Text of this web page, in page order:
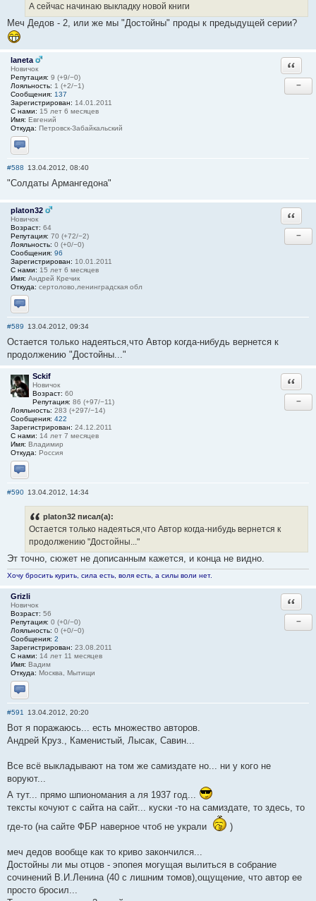
А сейчас начинаю выкладку новой книги
Меч Дедов - 2, или же мы "Достойны" проды к предыдущей серии?
laneta
Новичок
Репутация: 9 (+9/−0)
Лояльность: 1 (+2/−1)
Сообщения: 137
Зарегистрирован: 14.01.2011
С нами: 15 лет 6 месяцев
Имя: Евгений
Откуда: Петровск-Забайкальский
Отправить личное сообщение
−
#588 13.04.2012, 08:40
"Солдаты Армангедона"
platon32
Новичок
Возраст: 64
Репутация: 70 (+72/−2)
Лояльность: 0 (+0/−0)
Сообщения: 96
Зарегистрирован: 10.01.2011
С нами: 15 лет 6 месяцев
Имя: Андрей Кречик
Откуда: сертолово,ленинградская обл
Отправить личное сообщение
−
#589 13.04.2012, 09:34
Остается только надеяться,что Автор когда-нибудь вернется к
продолжению "Достойны..."
Sckif
Новичок
Возраст: 60
Репутация: 86 (+97/−11)
Лояльность: 283 (+297/−14)
Сообщения: 422
Зарегистрирован: 24.12.2011
С нами: 14 лет 7 месяцев
Имя: Владимир
Откуда: Россия
Отправить личное сообщение
−
#590 13.04.2012, 14:34
platon32 писал(а):
Остается только надеяться,что Автор когда-нибудь вернется к
продолжению "Достойны..."
Эт точно, сюжет не дописанным кажется, и конца не видно.
Хочу бросить курить, сила есть, воля есть, а силы воли нет.
Grizli
Новичок
Возраст: 56
Репутация: 0 (+0/−0)
Лояльность: 0 (+0/−0)
Сообщения: 2
Зарегистрирован: 23.08.2011
С нами: 14 лет 11 месяцев
Имя: Вадим
Откуда: Москва, Мытищи
Отправить личное сообщение
−
#591 13.04.2012, 20:20
Вот я поражаюсь... есть множество авторов.
Андрей Круз., Каменистый, Лысак, Савин...
Все всё выкладывают на том же самиздате но... ни у кого не
воруют...
А тут... прямо шпиономания а ля 1937 год...
тексты кочуют с сайта на сайт... куски -то на самиздате, то здесь, то
где-то (на сайте ФБР наверное чтоб не украли
)
меч дедов вообще как то криво закончился...
Достойны ли мы отцов - эпопея могущая вылиться в собрание
сочинений В.И.Ленина (40 с лишним томов),ощущение, что автор ее
просто бросил...